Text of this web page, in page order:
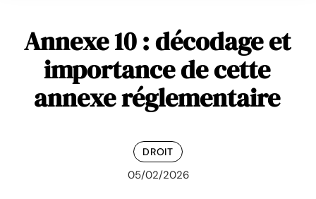
Annexe 10 : décodage et
importance de cette
annexe réglementaire
DROIT
05/02/2026